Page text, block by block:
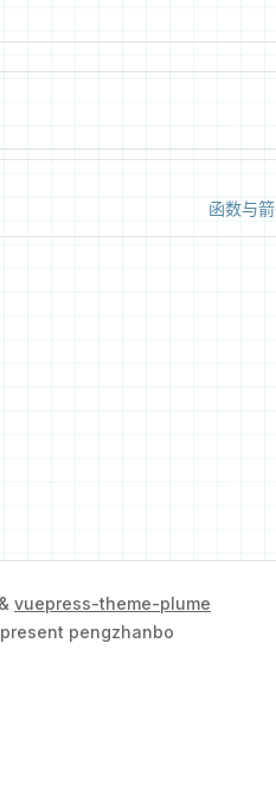
函数与
& vuepress-theme-plume
pengzhanbo